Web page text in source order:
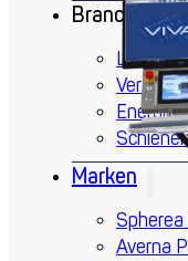
Branchen
Luft-
Energie
Marken
Spherea
Averna